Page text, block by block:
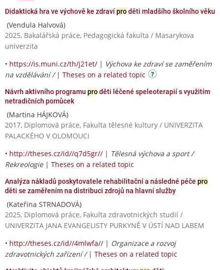
Didaktická hra ve výchově ke zdravíproděti mladšího školního věku
(Vendula Halvová)
2025, Bakalářská práce, Pedagogická fakulta / Masarykova
univerzita
• https://is.muni.cz/th/j21et/ | Výchova ke zdraví se zaměřením
na vzdělávání / | Theses on a related topic
Návrh aktivního programu proděti léčené speleoterapií s využitím
netradičních pomůcek
(Martina HÁJKOVÁ)
2017, Diplomová práce, Fakulta tělesné kultury / UNIVERZITA
PALACKÉHO V OLOMOUCI
• http://theses.cz/id//q7d5gr// | Tělesná výchova a sport /
Rekreologie| Theses on a related topic
Analýza nákladů poskytovatele rehabilitační a následné péče pro
děti se zaměřením na distribuci zdrojů na hlavní služby
(Kateřina STRNADOVÁ)
2025, Diplomová práce, Fakulta zdravotnických studií /
UNIVERZITA JANA EVANGELISTY PURKYNĚ V ÚSTÍ NAD LABEM
• http://theses.cz/id//4mlwfa// | Organizace a rozvoj
zdravotnických zařízení / | Theses on a related topic